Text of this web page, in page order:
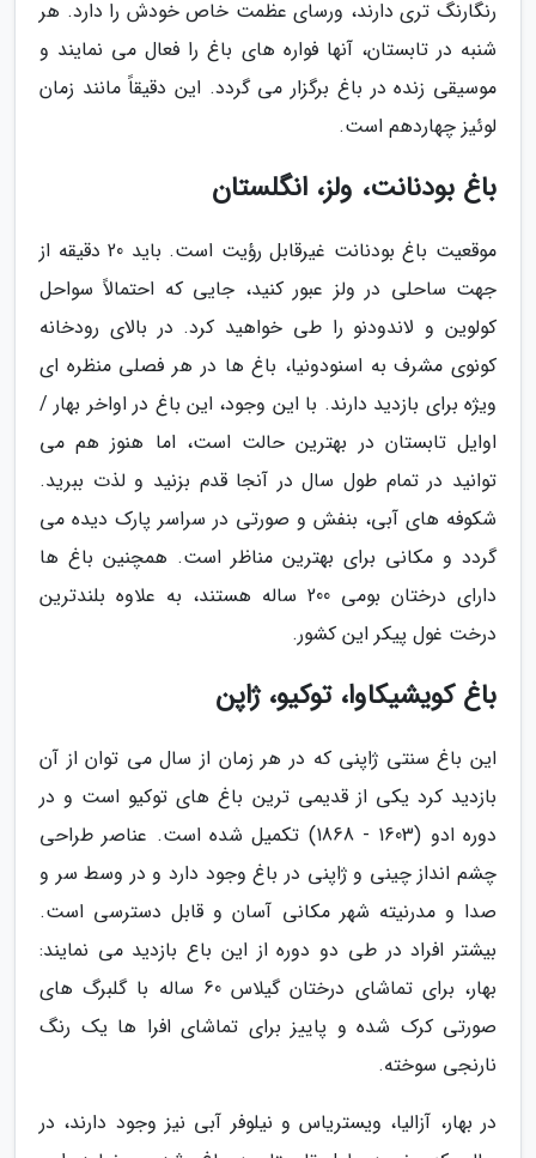
رنگارنگ تری دارند، ورسای عظمت خاص خودش را دارد. هر
شنبه در تابستان، آنها فواره های باغ را فعال می نمایند و
موسیقی زنده در باغ برگزار می گردد. این دقیقاً مانند زمان
لوئیز چهاردهم است.
باغ بودنانت، ولز، انگلستان
موقعیت باغ بودنانت غیرقابل رؤیت است. باید 20 دقیقه از
جهت ساحلی در ولز عبور کنید، جایی که احتمالاً سواحل
کولوین و لاندودنو را طی خواهید کرد. در بالای رودخانه
کونوی مشرف به اسنودونیا، باغ ها در هر فصلی منظره ای
ویژه برای بازدید دارند. با این وجود، این باغ در اواخر بهار /
اوایل تابستان در بهترین حالت است، اما هنوز هم می
توانید در تمام طول سال در آنجا قدم بزنید و لذت ببرید.
شکوفه های آبی، بنفش و صورتی در سراسر پارک دیده می
گردد و مکانی برای بهترین مناظر است. همچنین باغ ها
دارای درختان بومی 200 ساله هستند، به علاوه بلندترین
درخت غول پیکر این کشور.
باغ کویشیکاوا، توکیو، ژاپن
این باغ سنتی ژاپنی که در هر زمان از سال می توان از آن
بازدید کرد یکی از قدیمی ترین باغ های توکیو است و در
دوره ادو (1603 - 1868) تکمیل شده است. عناصر طراحی
چشم انداز چینی و ژاپنی در باغ وجود دارد و در وسط سر و
صدا و مدرنیته شهر مکانی آسان و قابل دسترسی است.
بیشتر افراد در طی دو دوره از این باع بازدید می نمایند:
بهار، برای تماشای درختان گیلاس 60 ساله با گلبرگ های
صورتی کرک شده و پاییز برای تماشای افرا ها یک رنگ
نارنجی سوخته.
در بهار، آزالیا، ویستریاس و نیلوفر آبی نیز وجود دارند، در